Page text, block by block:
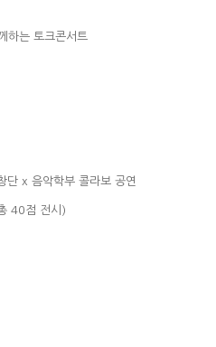
하는 토크콘서트
단 x 음악학부 콜라보 공연
40점 전시)